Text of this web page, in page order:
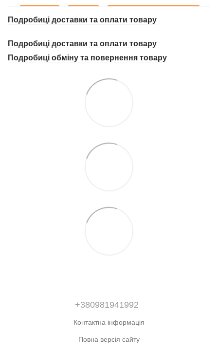
Подробиці доставки та оплати товару
Подробиці доставки та оплати товару
Подробиці обміну та повернення товару
+380981941992
Контактна інформація
Повна версія сайту